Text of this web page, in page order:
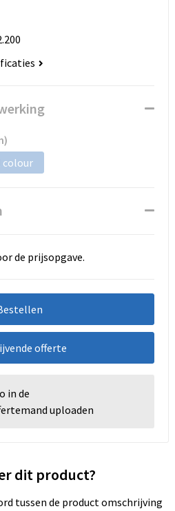
colour
de prijsopgave.
offerte
in de
uploaden
dit product?
tussen de product omschrijving